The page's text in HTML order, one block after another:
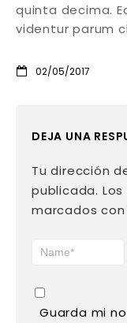
quinta decima.
videntur parum
02/05/2017
DEJA UNA
Tu dirección
publicada.
marcados con
Guarda mi